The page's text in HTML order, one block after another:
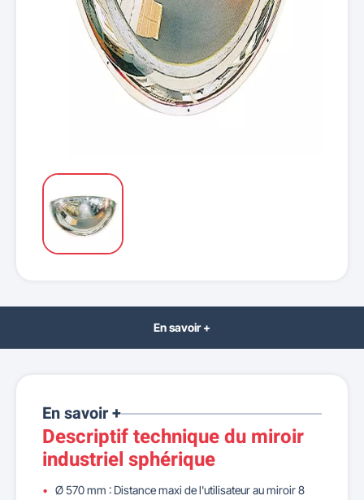
En savoir +
En savoir +
Descriptif technique du miroir
industriel sphérique
Ø 570 mm : Distance maxi de l'utilisateur au miroir 8